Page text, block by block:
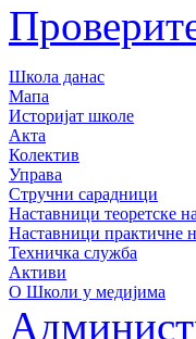
Школа данас
Мапа
Историјат школе
Акта
Колектив
Управа
Стручни сарадници
Наставници теоретске
Наставници практичне
Техничка служба
Активи
О Школи у медијима